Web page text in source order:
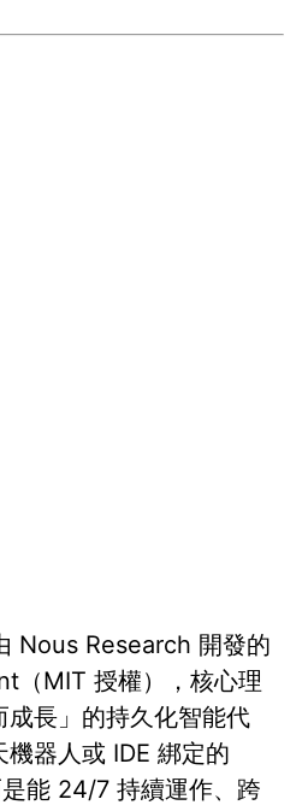
Nous Research 開發的
（MIT 授權），核心理
長」的持久化智能代
器人或 IDE 綁定的
能 24/7 持續運作、跨